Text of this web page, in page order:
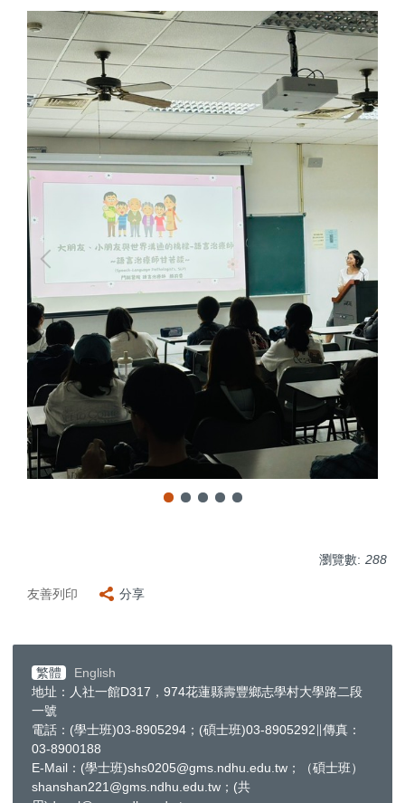
瀏覽數: 288
友善列印 分享
繁體
English
地址：人社一館D317，974花蓮縣壽豐鄉志學村大學路二段
一號
電話：(學士班)03-8905294；(碩士班)03-8905292∥傳真：
03-8900188
E-Mail：(學士班)shs0205@gms.ndhu.edu.tw；（碩士班）
shanshan221@gms.ndhu.edu.tw；(共